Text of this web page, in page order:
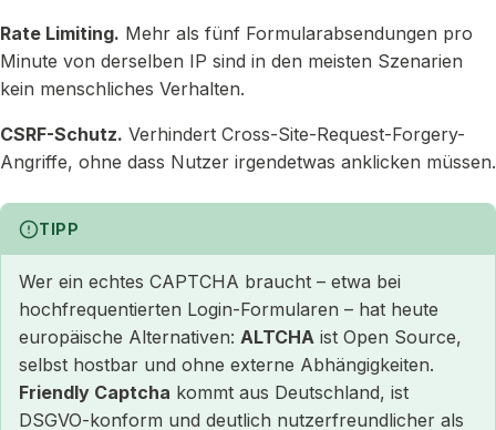
Rate Limiting. Mehr als fünf Formularabsendungen pro
Minute von derselben IP sind in den meisten Szenarien
kein menschliches Verhalten.
CSRF-Schutz. Verhindert Cross-Site-Request-Forgery-
Angriffe, ohne dass Nutzer irgendetwas anklicken müssen.
TIPP
Wer ein echtes CAPTCHA braucht – etwa bei
hochfrequentierten Login-Formularen – hat heute
europäische Alternativen: ALTCHA ist Open Source,
selbst hostbar und ohne externe Abhängigkeiten.
Friendly Captcha kommt aus Deutschland, ist
DSGVO-konform und deutlich nutzerfreundlicher als